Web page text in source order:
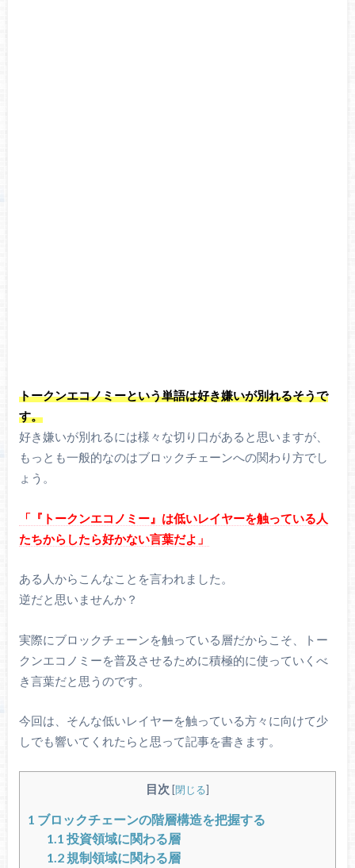
トークンエコノミーという単語は好き嫌いが別れるそうで
す。
好き嫌いが別れるには様々な切り口があると思いますが、
もっとも一般的なのはブロックチェーンへの関わり方でし
ょう。
「『トークンエコノミー』は低いレイヤーを触っている人
たちからしたら好かない言葉だよ」
ある人からこんなことを言われました。
逆だと思いませんか？
実際にブロックチェーンを触っている層だからこそ、トー
クンエコノミーを普及させるために積極的に使っていくべ
き言葉だと思うのです。
今回は、そんな低いレイヤーを触っている方々に向けて少
しでも響いてくれたらと思って記事を書きます。
目次 [閉じる]
1 ブロックチェーンの階層構造を把握する
1.1 投資領域に関わる層
1.2規制領域に関わる層